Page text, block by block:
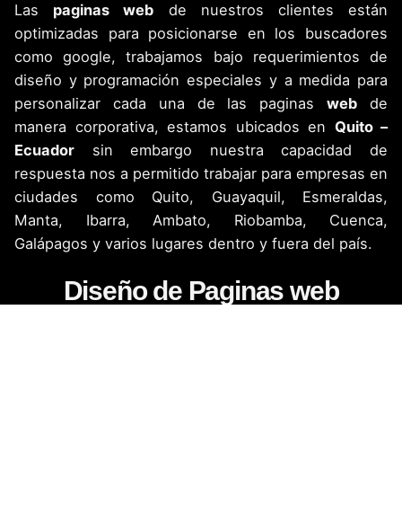
Las paginas web de nuestros clientes están
optimizadas para posicionarse en los buscadores
como google, trabajamos bajo requerimientos de
diseño y programación especiales y a medida para
personalizar cada una de las paginasweb de
manera corporativa, estamos ubicados en Quito –
Ecuador sin embargo nuestra capacidad de
respuesta nos a permitido trabajar para empresas en
ciudades como Quito, Guayaquil, Esmeraldas,
Manta, Ibarra, Ambato, Riobamba, Cuenca,
Galápagos y varios lugares dentro y fuera del país.
Diseño de Paginas web